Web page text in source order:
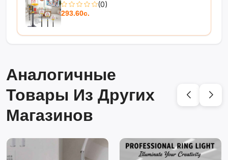
(0)
293.60с.
Аналогичные
Товары Из Других
Магазинов